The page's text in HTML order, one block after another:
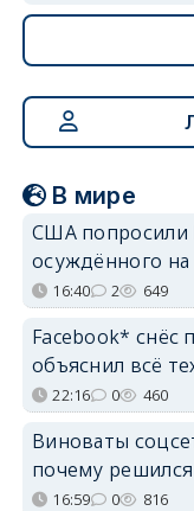
В мире
США попросили
осуждённого на
16:40 2 649
Facebook* снёс
объяснил всё
22:16 0 460
Виноваты
почему
16:59 0 816